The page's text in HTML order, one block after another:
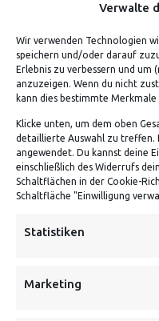
Verwalte
Wir verwenden Technologien
speichern und/oder darauf
Erlebnis zu verbessern und um
anzuzeigen. Wenn du nicht
kann dies bestimmte
Klicke unten, um dem oben
detaillierte Auswahl zu treffen.
angewendet. Du kannst deine
einschließlich des Widerrufs
Schaltflächen in der Cookie-
Schaltfläche "Einwilligung
Statistiken
Marketing